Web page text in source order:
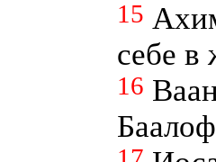
15
себе в
16